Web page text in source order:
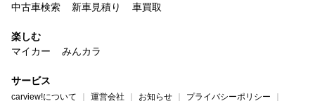
中古車検索
新車見積り 車買取
楽しむ
マイカー
みんカラ
サービス
carview!について 運営会社 お知らせ プライバシーポリシー